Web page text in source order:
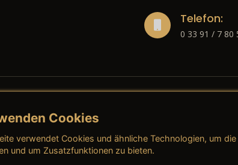
Telefon:
0 33 91 / 7 80
→ AGB (Neuwagen)
Cookies
verwendet Cookies und ähnliche Technologien, um
und um Zusatzfunktionen zu bieten.